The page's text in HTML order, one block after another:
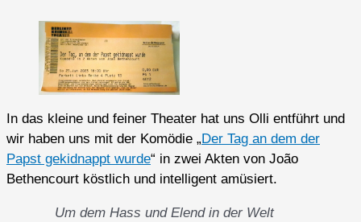
In das kleine und feiner Theater hat uns Olli entführt und
wir haben uns mit der Komödie „ Der Tag an dem der
Papst gekidnappt wurde“ in zwei Akten von João
Bethencourt köstlich und intelligent amüsiert.
Um dem Hass und Elend in der Welt